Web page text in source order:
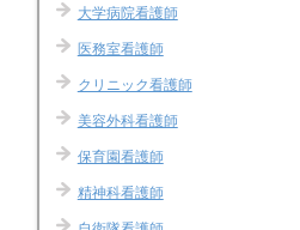
大学病院看護師
医務室看護師
クリニック看護師
美容外科看護師
保育園看護師
精神科看護師